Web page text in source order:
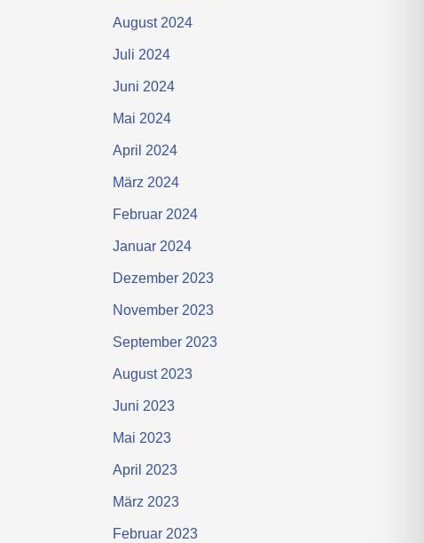
August 2024
Juli 2024
Juni 2024
Mai 2024
April 2024
März 2024
Februar 2024
Januar 2024
Dezember 2023
November 2023
September 2023
August 2023
Juni 2023
Mai 2023
April 2023
März 2023
Februar 2023